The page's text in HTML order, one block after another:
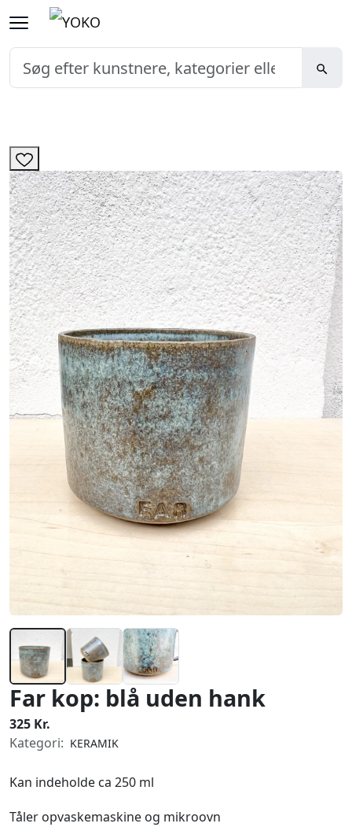
Far kop: blå uden hank
325 Kr.
Kategori: KERAMIK
Kan indeholde ca 250 ml
Tåler opvaskemaskine og mikroovn